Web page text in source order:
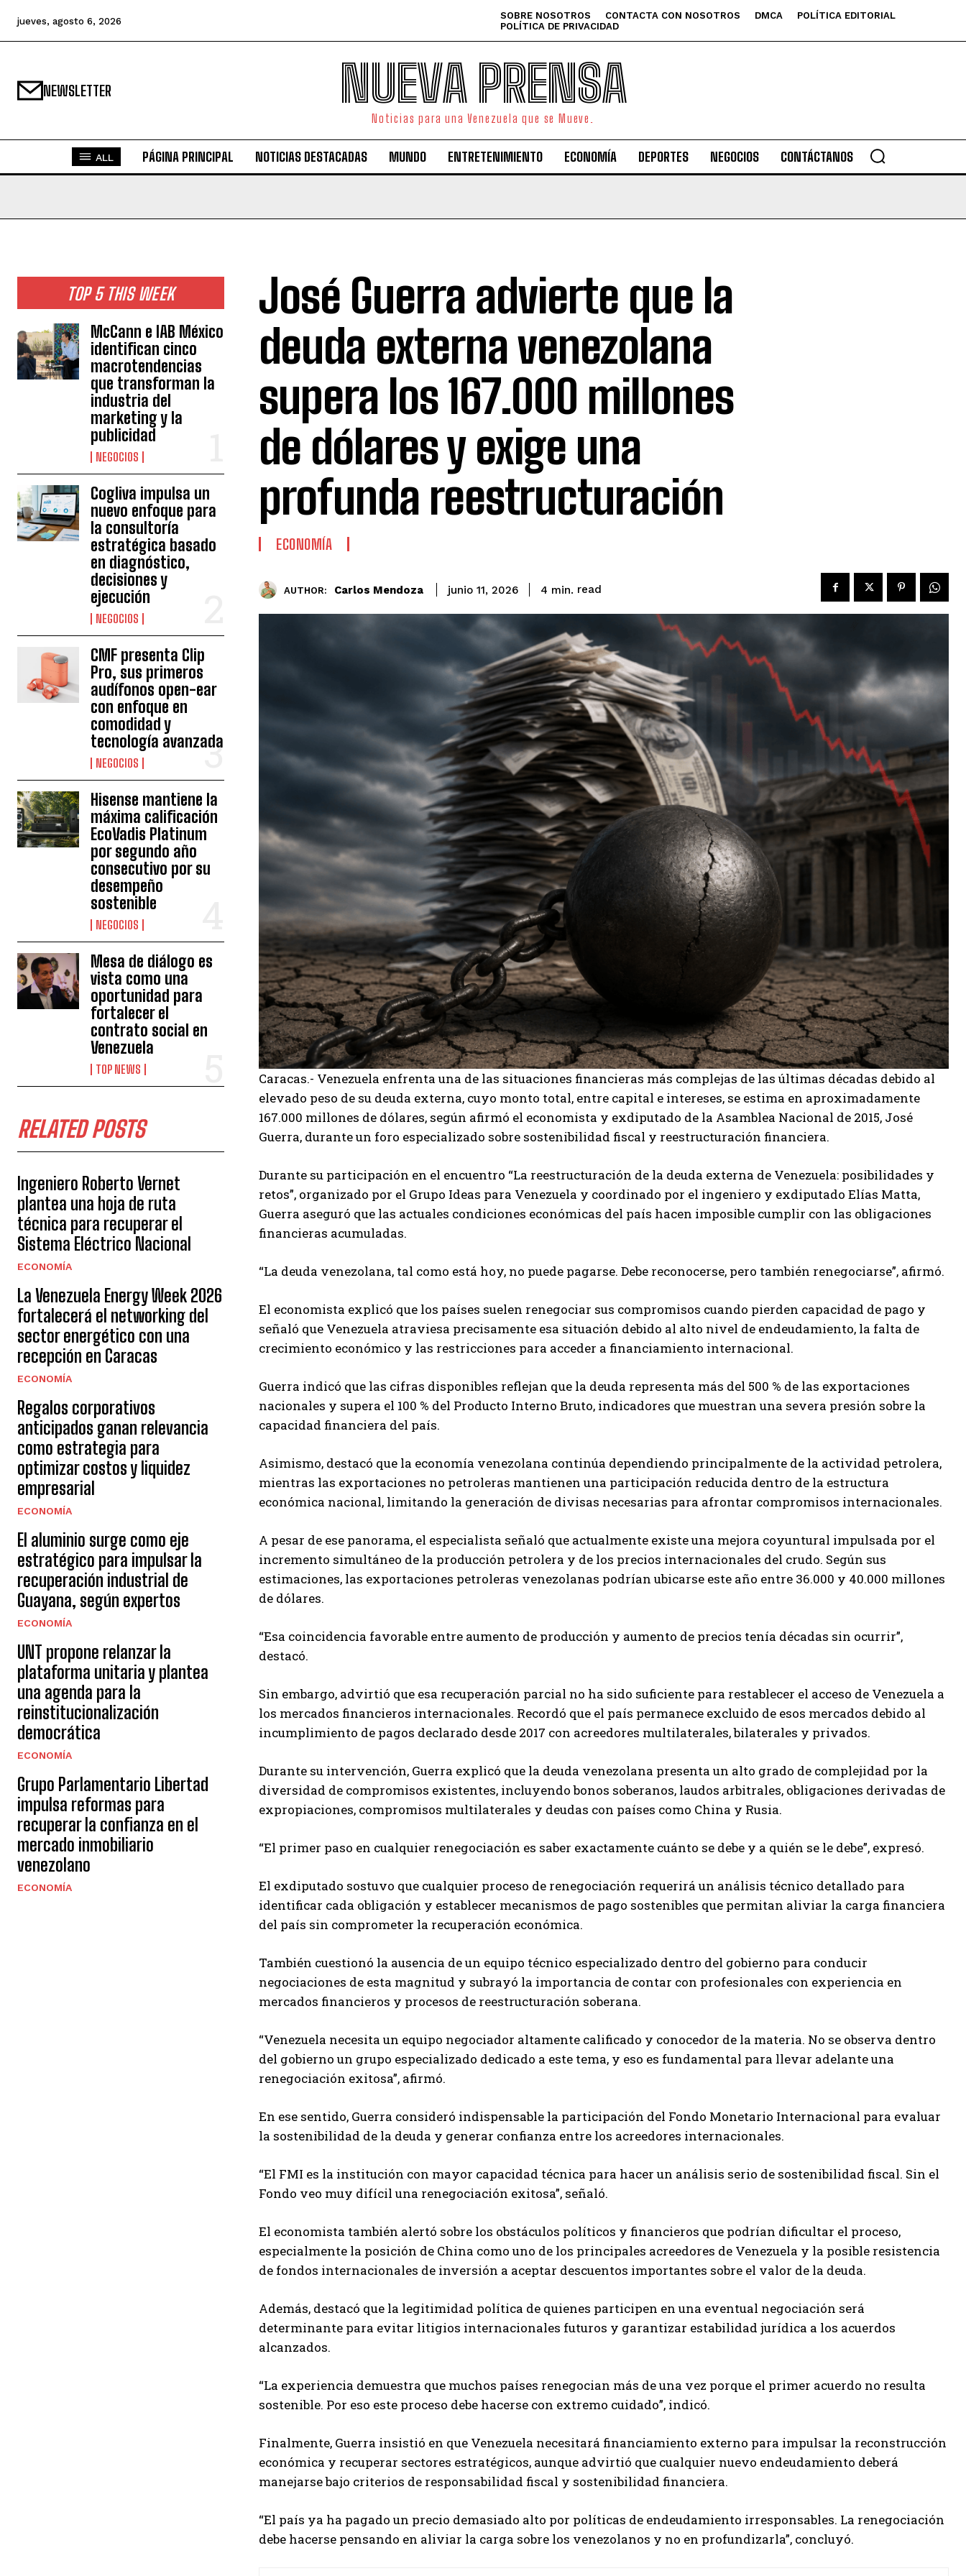
I WANT IN
I've read and accept the Privacy Policy.
Carlos Mendoza
marketing digital que, a través de su experiencia
en medios y posicionamiento online, ayuda a
empresas de diferentes partes del mundo a
comunidades empresariales como la de Vaughan, según destaca
Nueva Prensa.
jueves, agosto 6, 2026 SOBRE NOSOTROS CONTACTA CON NOSOTROS DMCA
POLÍTICA EDITORIAL
POLÍTICA DE PRIVACIDAD
NEWSLETTER NUEVA PRENSA
Noticias para una Venezuela que se Mueve.
ALL PÁGINA PRINCIPAL NOTICIAS DESTACADAS MUNDO ENTRETENIMIENTO ECONOMÍA DEPORTES NEGOCIOS CONTÁCTANOS
TOP 5 THIS WEEK
McCann e IAB México
identifican cinco
macrotendencias
que transforman la
industria del
marketing y la
publicidad
NEGOCIOS
Cogliva impulsa un
nuevo enfoque para
la consultoría
estratégica basado
en diagnóstico,
decisiones y
ejecución
NEGOCIOS
CMF presenta Clip
Pro, sus primeros
audífonos open-ear
con enfoque en
comodidad y
tecnología avanzada
NEGOCIOS
Hisense mantiene la
máxima calificación
EcoVadis Platinum
por segundo año
consecutivo por su
desempeño
sostenible
NEGOCIOS
Mesa de diálogo es
vista como una
oportunidad para
fortalecer el
contrato social en
Venezuela
TOP NEWS
RELATED POSTS
Ingeniero Roberto Vernet
plantea una hoja de ruta
técnica para recuperar el
Sistema Eléctrico Nacional
ECONOMÍA
La Venezuela Energy Week 2026
fortalecerá el networking del
sector energético con una
recepción en Caracas
ECONOMÍA
Regalos corporativos
anticipados ganan relevancia
como estrategia para
optimizar costos y liquidez
empresarial
ECONOMÍA
El aluminio surge como eje
estratégico para impulsar la
recuperación industrial de
Guayana, según expertos
ECONOMÍA
UNT propone relanzar la
plataforma unitaria y plantea
una agenda para la
reinstitucionalización
democrática
ECONOMÍA
Grupo Parlamentario Libertad
impulsa reformas para
recuperar la confianza en el
mercado inmobiliario
venezolano
ECONOMÍA
José Guerra advierte que la
deuda externa venezolana
supera los 167.000 millones
de dólares y exige una
profunda reestructuración
ECONOMÍA
AUTHOR: Carlos Mendoza junio 11, 2026 4 min. read
Caracas.- Venezuela enfrenta una de las situaciones financieras más complejas de las últimas décadas debido al
elevado peso de su deuda externa, cuyo monto total, entre capital e intereses, se estima en aproximadamente
167.000 millones de dólares, según afirmó el economista y exdiputado de la Asamblea Nacional de 2015, José
Guerra, durante un foro especializado sobre sostenibilidad fiscal y reestructuración financiera.
Durante su participación en el encuentro “La reestructuración de la deuda externa de Venezuela: posibilidades y
retos”, organizado por el Grupo Ideas para Venezuela y coordinado por el ingeniero y exdiputado Elías Matta,
Guerra aseguró que las actuales condiciones económicas del país hacen imposible cumplir con las obligaciones
financieras acumuladas.
“La deuda venezolana, tal como está hoy, no puede pagarse. Debe reconocerse, pero también renegociarse”, afirmó.
El economista explicó que los países suelen renegociar sus compromisos cuando pierden capacidad de pago y
señaló que Venezuela atraviesa precisamente esa situación debido al alto nivel de endeudamiento, la falta de
crecimiento económico y las restricciones para acceder a financiamiento internacional.
Guerra indicó que las cifras disponibles reflejan que la deuda representa más del 500 % de las exportaciones
nacionales y supera el 100 % del Producto Interno Bruto, indicadores que muestran una severa presión sobre la
capacidad financiera del país.
Asimismo, destacó que la economía venezolana continúa dependiendo principalmente de la actividad petrolera,
mientras las exportaciones no petroleras mantienen una participación reducida dentro de la estructura
económica nacional, limitando la generación de divisas necesarias para afrontar compromisos internacionales.
A pesar de ese panorama, el especialista señaló que actualmente existe una mejora coyuntural impulsada por el
incremento simultáneo de la producción petrolera y de los precios internacionales del crudo. Según sus
estimaciones, las exportaciones petroleras venezolanas podrían ubicarse este año entre 36.000 y 40.000 millones
de dólares.
“Esa coincidencia favorable entre aumento de producción y aumento de precios tenía décadas sin ocurrir”,
destacó.
Sin embargo, advirtió que esa recuperación parcial no ha sido suficiente para restablecer el acceso de Venezuela a
los mercados financieros internacionales. Recordó que el país permanece excluido de esos mercados debido al
incumplimiento de pagos declarado desde 2017 con acreedores multilaterales, bilaterales y privados.
Durante su intervención, Guerra explicó que la deuda venezolana presenta un alto grado de complejidad por la
diversidad de compromisos existentes, incluyendo bonos soberanos, laudos arbitrales, obligaciones derivadas de
expropiaciones, compromisos multilaterales y deudas con países como China y Rusia.
“El primer paso en cualquier renegociación es saber exactamente cuánto se debe y a quién se le debe”, expresó.
El exdiputado sostuvo que cualquier proceso de renegociación requerirá un análisis técnico detallado para
identificar cada obligación y establecer mecanismos de pago sostenibles que permitan aliviar la carga financiera
del país sin comprometer la recuperación económica.
También cuestionó la ausencia de un equipo técnico especializado dentro del gobierno para conducir
negociaciones de esta magnitud y subrayó la importancia de contar con profesionales con experiencia en
mercados financieros y procesos de reestructuración soberana.
“Venezuela necesita un equipo negociador altamente calificado y conocedor de la materia. No se observa dentro
del gobierno un grupo especializado dedicado a este tema, y eso es fundamental para llevar adelante una
renegociación exitosa”, afirmó.
En ese sentido, Guerra consideró indispensable la participación del Fondo Monetario Internacional para evaluar
la sostenibilidad de la deuda y generar confianza entre los acreedores internacionales.
“El FMI es la institución con mayor capacidad técnica para hacer un análisis serio de sostenibilidad fiscal. Sin el
Fondo veo muy difícil una renegociación exitosa”, señaló.
El economista también alertó sobre los obstáculos políticos y financieros que podrían dificultar el proceso,
especialmente la posición de China como uno de los principales acreedores de Venezuela y la posible resistencia
de fondos internacionales de inversión a aceptar descuentos importantes sobre el valor de la deuda.
Además, destacó que la legitimidad política de quienes participen en una eventual negociación será
determinante para evitar litigios internacionales futuros y garantizar estabilidad jurídica a los acuerdos
alcanzados.
“La experiencia demuestra que muchos países renegocian más de una vez porque el primer acuerdo no resulta
sostenible. Por eso este proceso debe hacerse con extremo cuidado”, indicó.
Finalmente, Guerra insistió en que Venezuela necesitará financiamiento externo para impulsar la reconstrucción
económica y recuperar sectores estratégicos, aunque advirtió que cualquier nuevo endeudamiento deberá
manejarse bajo criterios de responsabilidad fiscal y sostenibilidad financiera.
“El país ya ha pagado un precio demasiado alto por políticas de endeudamiento irresponsables. La renegociación
debe hacerse pensando en aliviar la carga sobre los venezolanos y no en profundizarla”, concluyó.